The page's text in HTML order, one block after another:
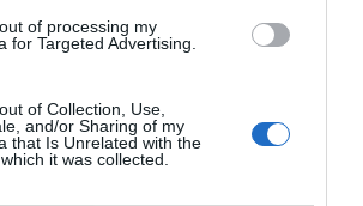
of processing my
for Targeted Advertising.
of Collection, Use,
and/or Sharing of my
that Is Unrelated with the
it was collected.
'Talento femenino en la IV revolución
| Cercle d'Economia